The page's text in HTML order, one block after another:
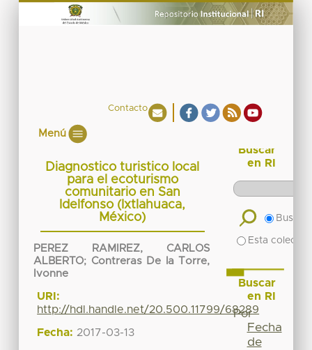
Contacto
Menú
Diagnostico turistico local
para el ecoturismo
comunitario en San
Idelfonso (Ixtlahuaca,
México)
PEREZ RAMIREZ, CARLOS
ALBERTO; Contreras De la Torre,
Ivonne
URI:
http://hdl.handle.net/20.500.11799/68289
Fecha: 2017-03-13
Buscar
en RI
Buscar
Esta
Buscar
en RI
Por
Fecha
de